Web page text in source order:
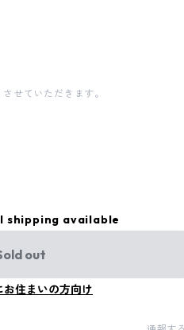
せていただきます。
shipping available
out
お住まいの方向け